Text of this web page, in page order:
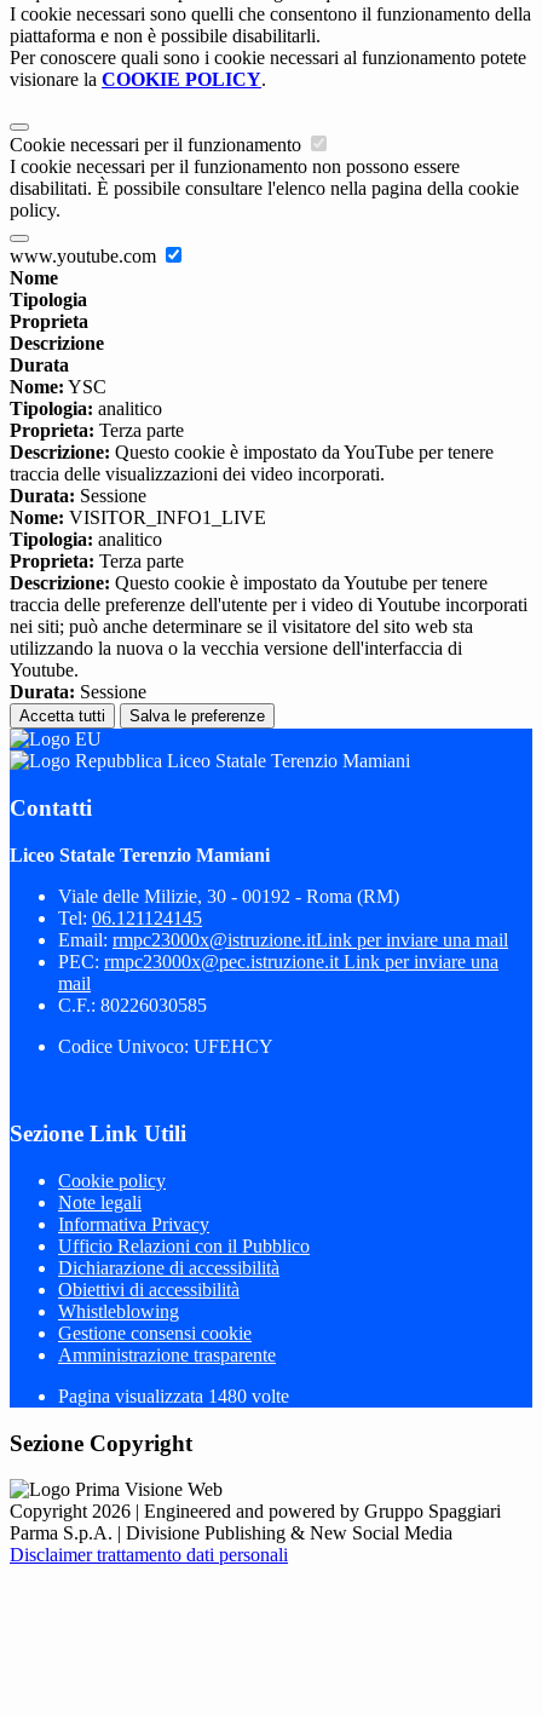
I cookie necessari sono quelli che consentono il funzionamento della
piattaforma e non è possibile disabilitarli.
Per conoscere quali sono i cookie necessari al funzionamento potete
visionare la COOKIE POLICY.
Cookie necessari per il funzionamento
I cookie necessari per il funzionamento non possono essere
disabilitati. È possibile consultare l'elenco nella pagina della cookie
policy.
www.youtube.com
Nome
Tipologia
Proprieta
Descrizione
Durata
Nome: YSC
Tipologia: analitico
Proprieta: Terza parte
Descrizione: Questo cookie è impostato da YouTube per tenere
traccia delle visualizzazioni dei video incorporati.
Durata: Sessione
Nome: VISITOR_INFO1_LIVE
Tipologia: analitico
Proprieta: Terza parte
Descrizione: Questo cookie è impostato da Youtube per tenere
traccia delle preferenze dell'utente per i video di Youtube incorporati
nei siti; può anche determinare se il visitatore del sito web sta
utilizzando la nuova o la vecchia versione dell'interfaccia di
Youtube.
Durata: Sessione
Accetta tutti Salva le preferenze
Liceo Statale Terenzio Mamiani
Contatti
Liceo Statale Terenzio Mamiani
Viale delle Milizie, 30 - 00192 - Roma (RM)
Tel: 06.121124145
Email: rmpc23000x@istruzione.itLink per inviare una mail
PEC: rmpc23000x@pec.istruzione.it Link per inviare una
mail
C.F.: 80226030585
Codice Univoco: UFEHCY
Sezione Link Utili
Cookie policy
Note legali
Informativa Privacy
Ufficio Relazioni con il Pubblico
Dichiarazione di accessibilità
Obiettivi di accessibilità
Whistleblowing
Gestione consensi cookie
Amministrazione trasparente
Pagina visualizzata 1480 volte
Sezione Copyright
Copyright 2026 | Engineered and powered by Gruppo Spaggiari
Parma S.p.A. | Divisione Publishing & New Social Media
Disclaimer trattamento dati personali